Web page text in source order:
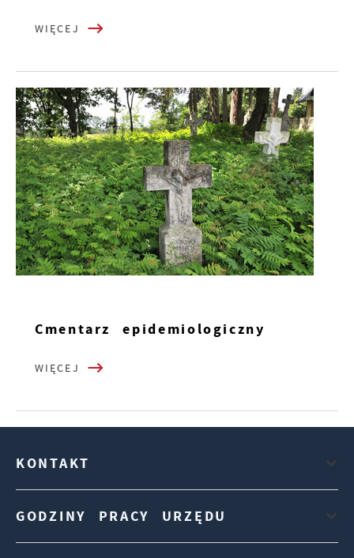
WIĘCEJ
Cmentarz epidemiologiczny
WIĘCEJ
KONTAKT
GODZINY PRACY URZĘDU